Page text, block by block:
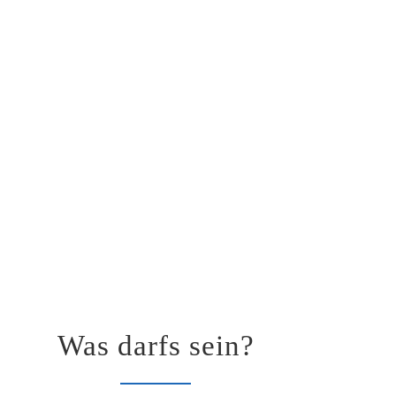
Was darfs sein?